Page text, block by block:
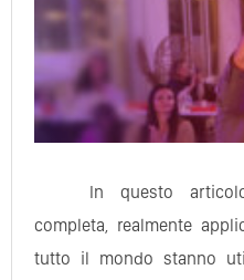
In questo
completa, realmente
tutto il mondo stanno